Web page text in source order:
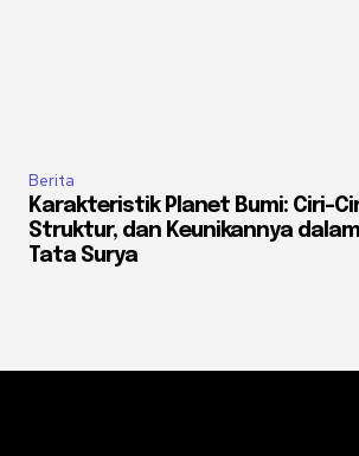
Berita
Karakteristik Planet Bumi: Ciri-
Struktur, dan Keunikannya dalam
Tata Surya